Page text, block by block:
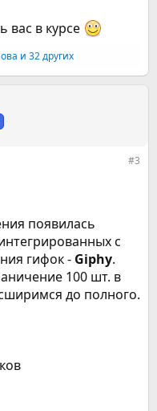
в курсе
и 32 других
#3
появилась
с
гифок - Giphy.
100 шт. в
до полного.